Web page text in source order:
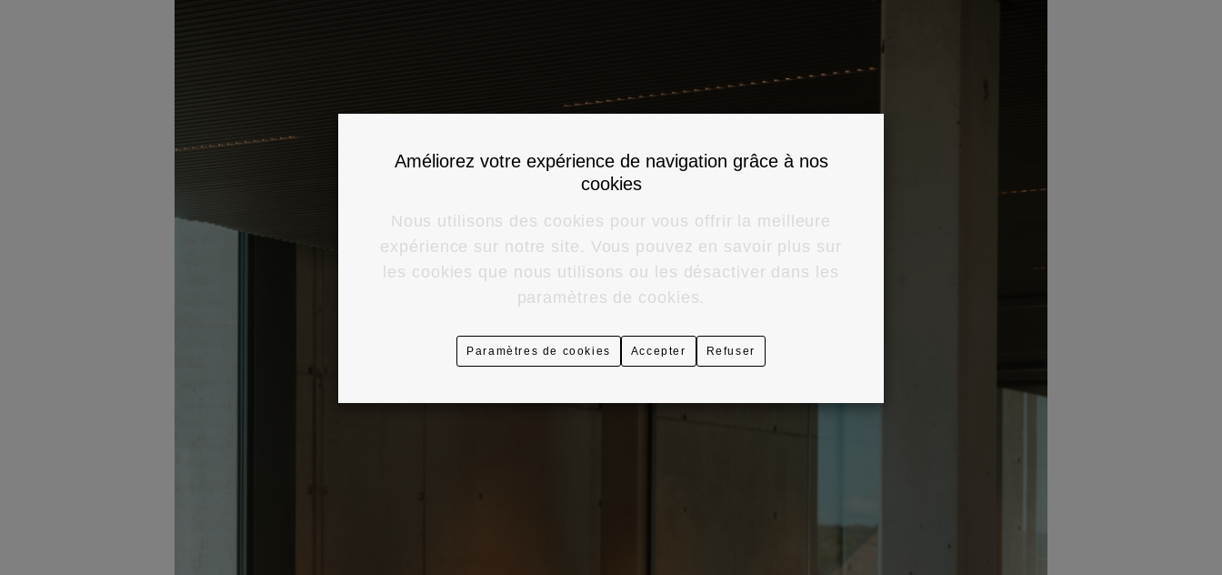
Améliorez votre expérience de navigation grâce à nos
cookies
Nous utilisons des cookies pour vous offrir la meilleure
expérience sur notre site. Vous pouvez en savoir plus sur
les cookies que nous utilisons ou les désactiver dans les
paramètres de cookies.
Paramètres de cookies Accepter Refuser